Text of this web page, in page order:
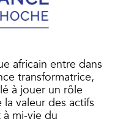
africain entre dans
transformatrice,
à jouer un rôle
valeur des actifs
mi-vie du